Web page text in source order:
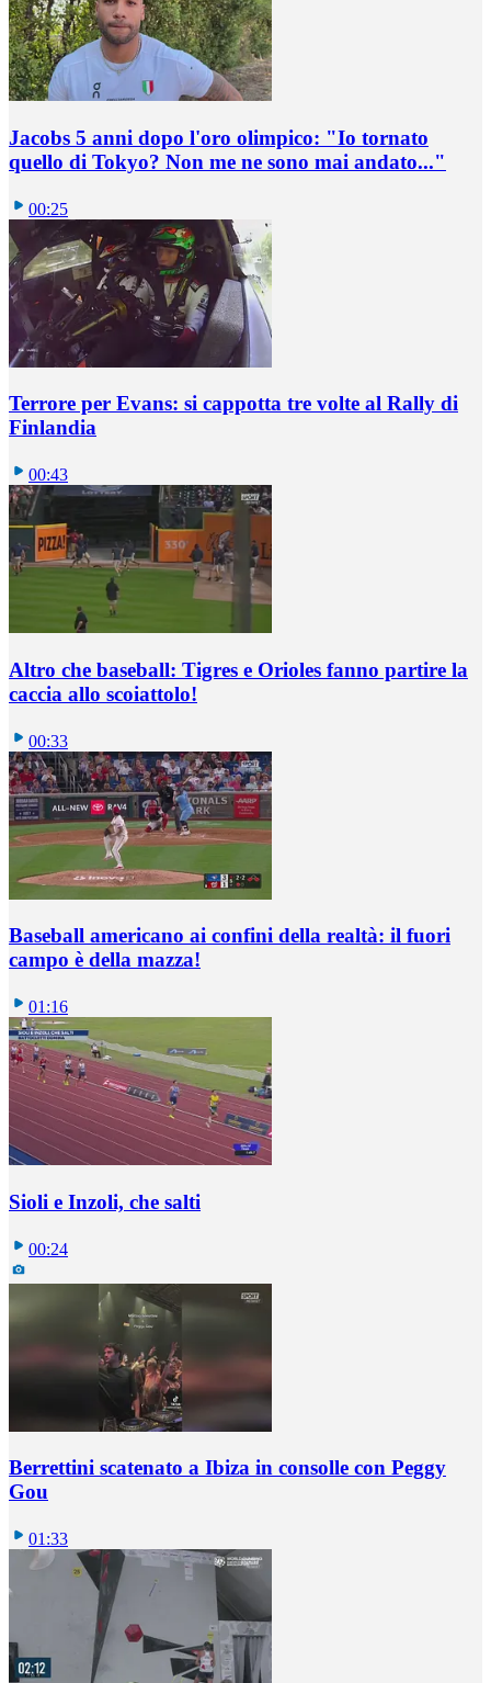
Jacobs 5 anni dopo l'oro olimpico: "Io tornato
quello di Tokyo? Non me ne sono mai andato..."
00:25
Terrore per Evans: si cappotta tre volte al Rally di
Finlandia
00:43
Altro che baseball: Tigres e Orioles fanno partire la
caccia allo scoiattolo!
00:33
Baseball americano ai confini della realtà: il fuori
campo è della mazza!
01:16
Sioli e Inzoli, che salti
00:24
Berrettini scatenato a Ibiza in consolle con Peggy
Gou
01:33